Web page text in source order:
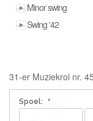
Minor swing
Swing '42
31-er Muziekrol nr.
Spoel: